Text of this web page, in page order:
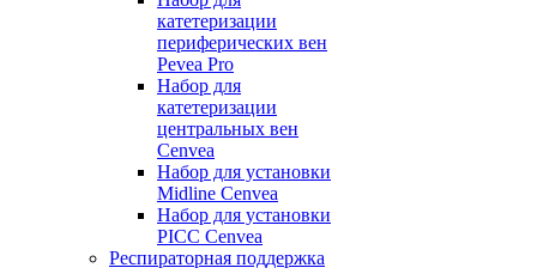
катетеризации
периферических вен
Pevea Pro
Набор для
катетеризации
центральных вен
Cenvea
Набор для установки
Midline Cenvea
Набор для установки
PICC Cenvea
Респираторная поддержка